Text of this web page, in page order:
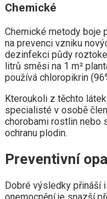
Chemické
Chemické metody boje
na prevenci vzniku
dezinfekci půdy
litrů směsi na 1 m²
používá chloropikrin
Kteroukoli z těchto
specialisté v osobě
chorobami rostlin nebo
ochranu plodin.
Preventivní
Dobré výsledky přináší
onemocnění je snazší